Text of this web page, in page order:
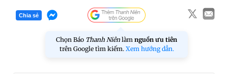
Chia sẻ
Chọn Báo Thanh Niên làm nguồn ưu tiên
trên Google tìm kiếm. Xem hướng dẫn.